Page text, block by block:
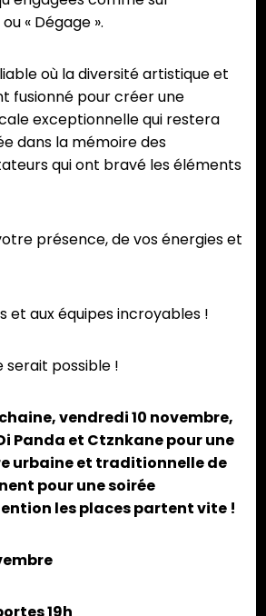
« Dégage ».
où la diversité artistique et
fusionné pour créer une
exceptionnelle qui restera
dans la mémoire des
qui ont bravé les éléments
présence, de vos énergies et
et aux équipes incroyables !
serait possible !
vendredi 10 novembre,
Panda et Ctznkane pour une
urbaine et traditionnelle de
pour une soirée
les places partent vite !